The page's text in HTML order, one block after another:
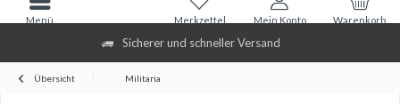
Sicherer und schneller Versand
Warenkorb
Merkzettel Mein Konto
Menü
Übersicht Militaria